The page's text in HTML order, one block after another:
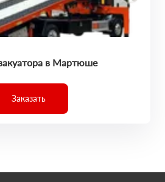
в Мартюше
Заказать